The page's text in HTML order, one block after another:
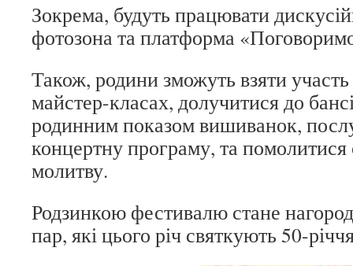
Зокрема, будуть працювати
фотозона та платформа
Також, родини зможуть взяти участь
майстер-класах, долучитися до
родинним показом вишиванок,
концертну програму, та
молитву.
Родзинкою фестивалю стане
пар, які цього річ святкують 50-